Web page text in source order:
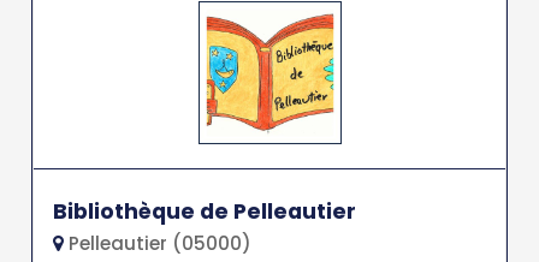
Bibliothèque de Pelleautier
Pelleautier (05000)